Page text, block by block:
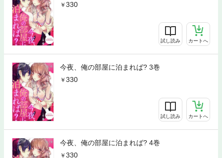
330
試し読み カートへ
今夜、俺の部屋に泊まれば? 3巻
330
試し読み カートへ
今夜、俺の部屋に泊まれば? 4巻
330